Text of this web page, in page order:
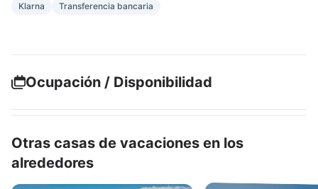
Klarna Transferencia bancaria
Ocupación / Disponibilidad
Otras casas de vacaciones en los
alrededores